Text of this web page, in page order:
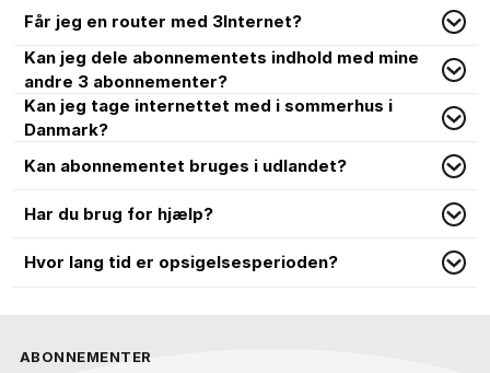
Får jeg en router med 3Internet?
Kan jeg dele abonnementets indhold med mine
andre 3 abonnementer?
Kan jeg tage internettet med i sommerhus i
Danmark?
Kan abonnementet bruges i udlandet?
Har du brug for hjælp?
Hvor lang tid er opsigelsesperioden?
ABONNEMENTER